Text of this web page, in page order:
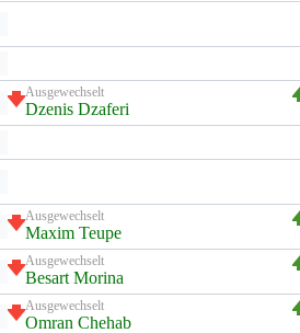
Ausgewechselt
Dzenis Dzaferi
Ausgewechselt
Maxim Teupe
Ausgewechselt
Besart Morina
Ausgewechselt
Omran Chehab